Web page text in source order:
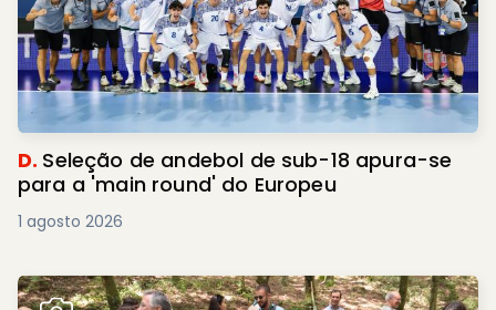
D. Seleção de andebol de sub-18 apura-se
para a 'main round' do Europeu
1 agosto 2026